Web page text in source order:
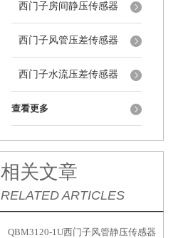
西门子房间静压传感器
西门子风管压差传感器
西门子水流压差传感器
查看更多
相关文章
RELATED ARTICLES
QBM3120-1U西门子风管静压传感器